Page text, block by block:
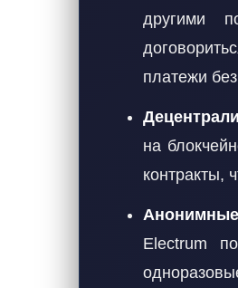
другими
платежи
на
контракты,
Electrum